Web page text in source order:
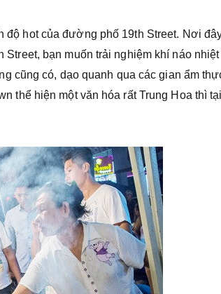
độ hot của đường phố 19th Street. Nơi
bạn muốn trải nghiệm khí náo
cũng có, dạo quanh qua các gian ẩm
thể hiện một văn hóa rất Trung Hoa thì